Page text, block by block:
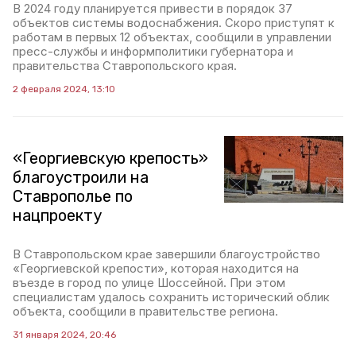
В 2024 году планируется привести в порядок 37
объектов системы водоснабжения. Скоро приступят к
работам в первых 12 объектах, сообщили в управлении
пресс-службы и информполитики губернатора и
правительства Ставропольского края.
2 февраля 2024, 13:10
«Георгиевскую крепость»
благоустроили на
Ставрополье по
нацпроекту
В Ставропольском крае завершили благоустройство
«Георгиевской крепости», которая находится на
въезде в город по улице Шоссейной. При этом
специалистам удалось сохранить исторический облик
объекта, сообщили в правительстве региона.
31 января 2024, 20:46